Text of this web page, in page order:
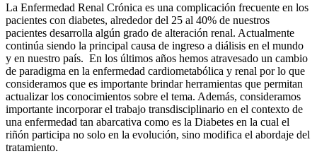
La Enfermedad Renal Crónica es una complicación frecuente en los
pacientes con diabetes, alrededor del 25 al 40% de nuestros
pacientes desarrolla algún grado de alteración renal. Actualmente
continúa siendo la principal causa de ingreso a diálisis en el mundo
y en nuestro país. En los últimos años hemos atravesado un cambio
de paradigma en la enfermedad cardiometabólica y renal por lo que
consideramos que es importante brindar herramientas que permitan
actualizar los conocimientos sobre el tema. Además, consideramos
importante incorporar el trabajo transdisciplinario en el contexto de
una enfermedad tan abarcativa como es la Diabetes en la cual el
riñón participa no solo en la evolución, sino modifica el abordaje del
tratamiento.